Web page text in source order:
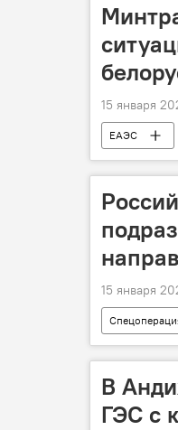
15 января
ЕАЭС
15 января
Су-25
В
ГЭС с